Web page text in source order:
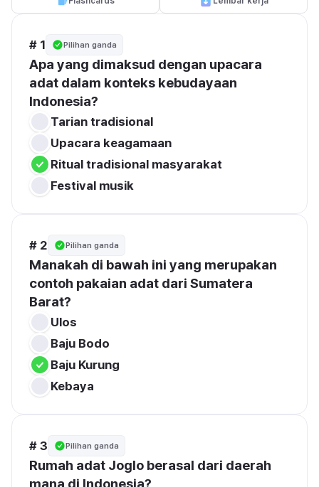
# 1 Pilihan ganda
Apa yang dimaksud dengan upacara
adat dalam konteks kebudayaan
Indonesia?
Tarian tradisional
Upacara keagamaan
Ritual tradisional masyarakat
Festival musik
# 2 Pilihan ganda
Manakah di bawah ini yang merupakan
contoh pakaian adat dari Sumatera
Barat?
Ulos
Baju Bodo
Baju Kurung
Kebaya
# 3 Pilihan ganda
Rumah adat Joglo berasal dari daerah